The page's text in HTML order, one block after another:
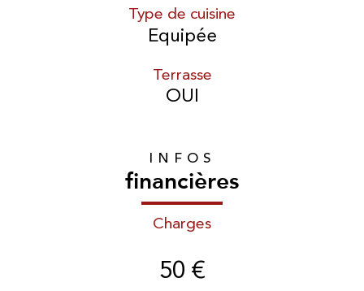
Type de cuisine
Equipée
Terrasse
OUI
INFOS
financières
Charges
50 €